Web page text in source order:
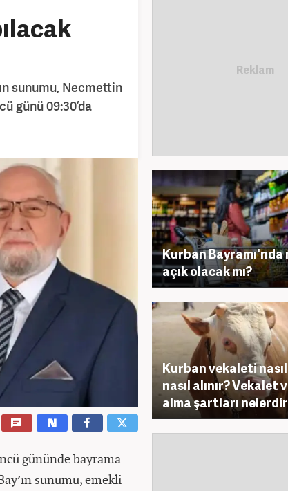
sunumu, Necmettin
günü 09:30’da
gününde bayrama
sunumu, emekli
Kurban
açık olacak mı?
Kurban vekaleti
nasıl alınır? Vekalet
alma şartları